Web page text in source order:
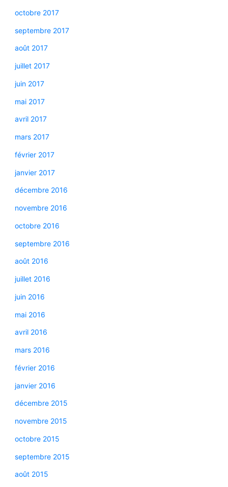
octobre 2017
septembre 2017
août 2017
juillet 2017
juin 2017
mai 2017
avril 2017
mars 2017
février 2017
janvier 2017
décembre 2016
novembre 2016
octobre 2016
septembre 2016
août 2016
juillet 2016
juin 2016
mai 2016
avril 2016
mars 2016
février 2016
janvier 2016
décembre 2015
novembre 2015
octobre 2015
septembre 2015
août 2015